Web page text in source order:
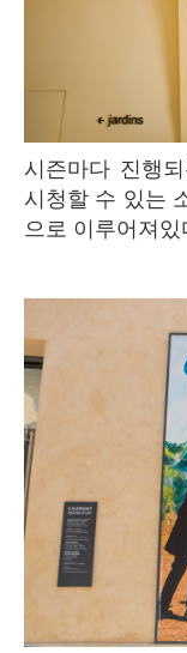
시즌마다 진행되는 전시는 물론 세잔 관련 영상을
시청할 수 있는
으로 이루어져있